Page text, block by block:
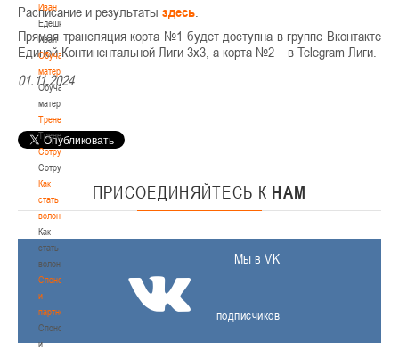
Иван
Едешко
Иван
Обучающие
материалы
Обучающие
материалы
Тренерам
Тренерам
Сотрудничество
Сотрудничество
Как
стать
волонтером
Как
стать
волонтером
Спонсоры
и
партнеры
Спонсоры
и
Расписание и результаты здесь
Прямая трансляция корта №1 будет доступна в группе Вконтакте
Единой Континентальной Лиги 3х3, а корта №2 – в Telegram Лиги.
01.11.2024
ПРИСОЕДИНЯЙТЕСЬ К НАМ
Мы в VK
подписчиков